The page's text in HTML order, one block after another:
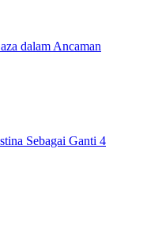
dalam Ancaman
Sebagai Ganti 4